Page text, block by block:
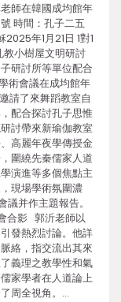
師在韓國成均館年
時間：孔子二五
年1月21日 1對1
小樹屋文明研討
研討所等單位配合
術會議在成均館年
請了來舞蹈教室自
配合探討孔子思惟
討帶來新瑜伽教室
高麗年夜學傳授金
圍繞先秦儒家人道
演進等多個焦點主
現場學術氛圍濃
并作主題報告。
合影 郭沂老師以
發熱烈討論。他詳
絡，指交流出其來
義理之教學性和氣
家學者在人道論上
周全視角。…